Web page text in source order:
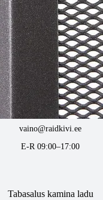
kaminakoda@kaminakoda.ee
E-R 10:00-18:30
Tartus kivi töötlemine
Tähe 127E, Tartu
(+372) 747 7107
vaino@raidkivi.ee
E-R 09:00–17:00
Tabasalus kamina ladu